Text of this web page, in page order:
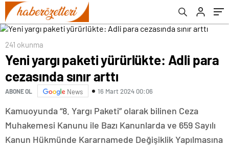
241 okunma
Yeni yargı paketi yürürlükte: Adli para
cezasında sınır arttı
ABONE OL News 16 Mart 2024 00:06
Kamuoyunda “8. Yargı Paketi” olarak bilinen Ceza
Muhakemesi Kanunu ile Bazı Kanunlarda ve 659 Sayılı
Kanun Hükmünde Kararnamede Değişiklik Yapılmasına